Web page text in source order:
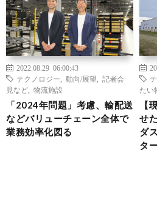
2022.08.29 06:00:43
テクノロジー
動向/展望
記者会
見など
物流施設
「2024年問題」考慮、輸配送
などバリューチェーン全体で
業務効率化図る
たい
【
せ
ダ
ター